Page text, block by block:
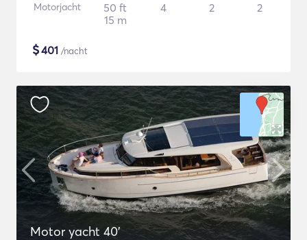
Motorjacht
50 ft
15 m
4 2 2
$401 /nacht
Motor yacht 40'